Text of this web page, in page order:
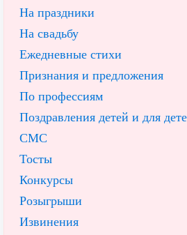
На праздники
На свадьбу
Ежедневные стихи
Признания и предложения
По профессиям
Поздравления детей и для
СМС
Тосты
Конкурсы
Розыгрыши
Извинения